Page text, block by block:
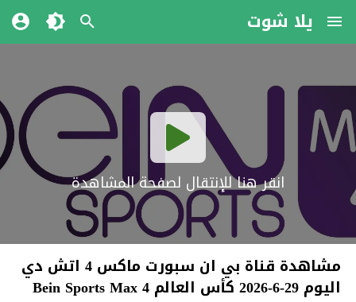
يلا شوت
انقر هنا للإنتقال لصفحة المشاهدة
مشاهدة قناة بي ان سبورت ماكس 4 اتش دي
اليوم 29-6-2026 كأس العالم Bein Sports Max 4